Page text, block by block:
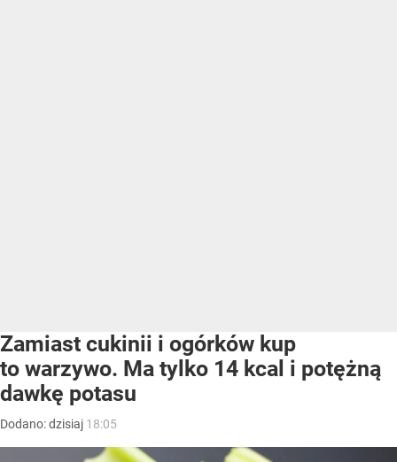
Zamiast cukinii i ogórków kup
to warzywo. Ma tylko 14 kcal i potężną
dawkę potasu
Dodano:dzisiaj 18:05